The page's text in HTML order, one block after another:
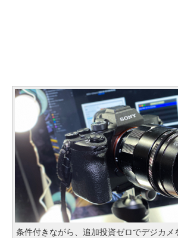
条件付きながら、追加投資ゼロでデジカメ